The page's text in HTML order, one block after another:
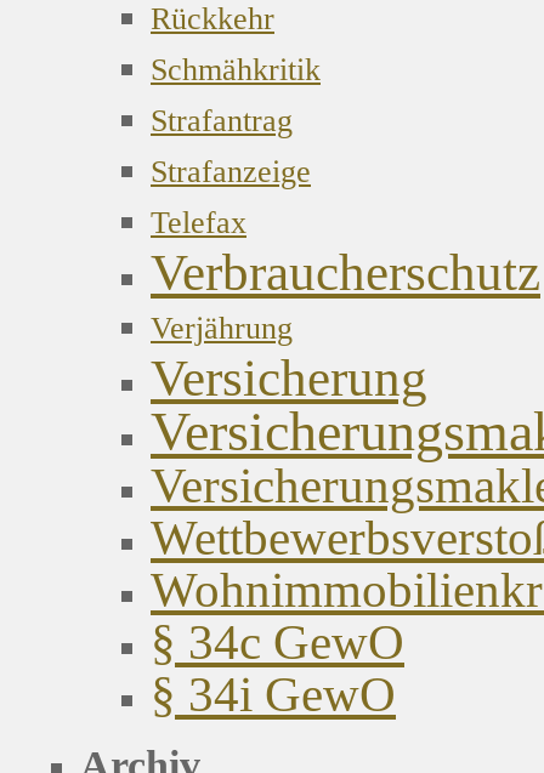
Rückkehr
Schmähkritik
Strafantrag
Strafanzeige
Telefax
Verbraucherschutz
Verjährung
Versicherung
§ 34c GewO
§ 34i GewO